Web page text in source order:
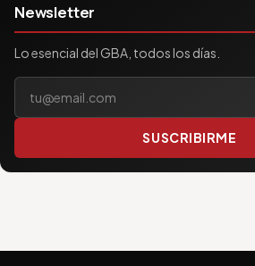
Newsletter
Lo esencial del GBA, todos los días.
SUSCRIBIRME